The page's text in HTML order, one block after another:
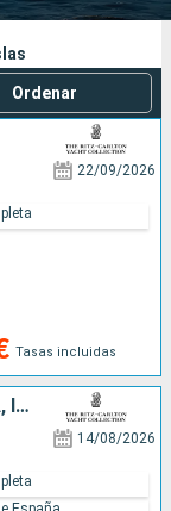
Ordenar
22/09/2026
Tasas incluidas
ESPAÑA, IBIZA, MALLORCA, MENORCA, ITALIA, FRANCIA, MONACO
14/08/2026